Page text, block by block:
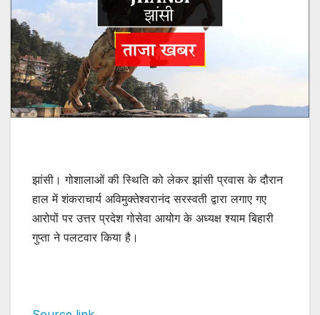
झांसी। गोशालाओं की स्थिति को लेकर झांसी प्रवास के दौरान
हाल में शंकराचार्य अविमुक्तेश्वरानंद सरस्वती द्वारा लगाए गए
आरोपों पर उत्तर प्रदेश गोसेवा आयोग के अध्यक्ष श्याम बिहारी
गुप्ता ने पलटवार किया है।